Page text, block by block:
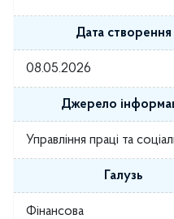
Дата створення
08.05.2026
Джерело
Управління праці та
Галузь
Фінансова